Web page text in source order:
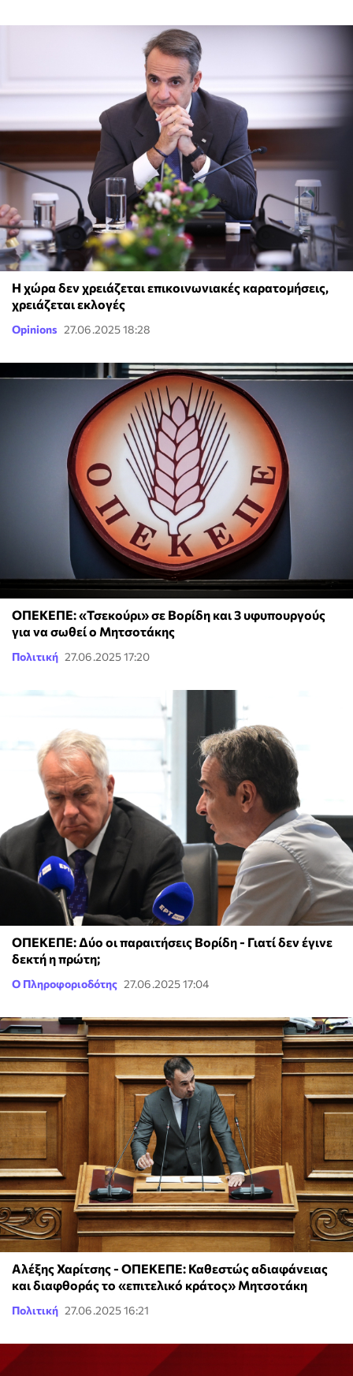
Η χώρα δεν χρειάζεται επικοινωνιακές καρατομήσεις,
χρειάζεται εκλογές
Opinions 27.06.2025 18:28
ΟΠΕΚΕΠΕ: «Τσεκούρι» σε Βορίδη και 3 υφυπουργούς
για να σωθεί ο Μητσοτάκης
Πολιτική 27.06.2025 17:20
ΟΠΕΚΕΠΕ: Δύο οι παραιτήσεις Βορίδη - Γιατί δεν έγινε
δεκτή η πρώτη;
Ο Πληροφοριοδότης 27.06.2025 17:04
Αλέξης Χαρίτσης - ΟΠΕΚΕΠΕ: Καθεστώς αδιαφάνειας
και διαφθοράς το «επιτελικό κράτος» Μητσοτάκη
Πολιτική 27.06.2025 16:21